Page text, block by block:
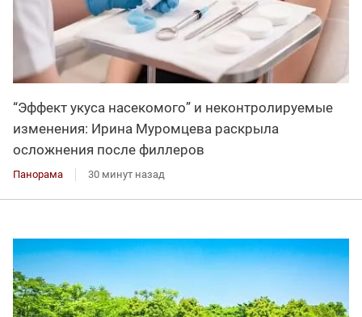
“Эффект укуса насекомого” и неконтролируемые
изменения: Ирина Муромцева раскрыла
осложнения после филлеров
Панорама 30 минут назад